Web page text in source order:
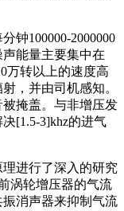
钟100000-2000000
能量主要集中在
万转以上的速度高
，并由司机感知。
掩盖。与非增压发
[1.5-3]khz的进气
进行了深入的研究
涡轮增压器的气流
消声器来抑制气流